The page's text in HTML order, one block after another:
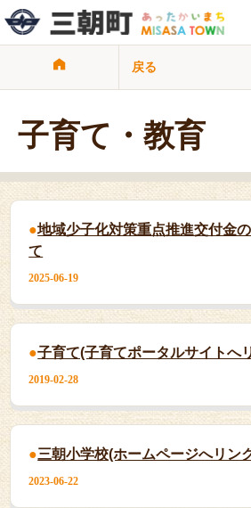
サイト検索
子育て・教育
ビジネス・事業者 行政情報
サイトマップ リンク
プライバシーポリシー
戻る
子育て・教育
地域少子化対策重点推進交付金
て
2025-06-19
子育て(子育てポータルサイトへ
2019-02-28
三朝小学校(ホームページへリン
2023-06-22